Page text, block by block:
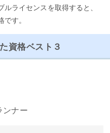
ライセンスを取得すると、
す。
資格ベスト３
ンナー